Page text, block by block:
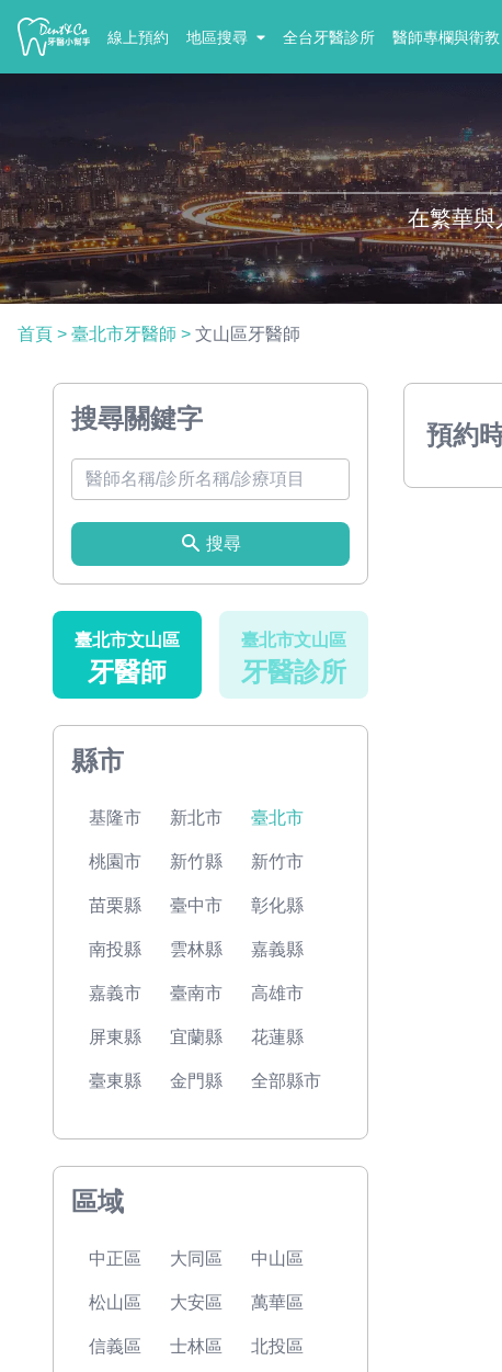
線上預約 地區搜尋 全台牙醫診所 醫師專欄與衛教
在繁華與
首頁 > 臺北市牙醫師 > 文山區牙醫師
搜尋關鍵字
搜尋
臺北市文山區
牙醫師
臺北市文山區
牙醫診所
縣市
基隆市 新北市 臺北市
桃園市 新竹縣 新竹市
苗栗縣 臺中市 彰化縣
南投縣 雲林縣 嘉義縣
嘉義市 臺南市 高雄市
屏東縣 宜蘭縣 花蓮縣
臺東縣 金門縣 全部縣市
區域
中正區 大同區 中山區
松山區 大安區 萬華區
信義區 士林區 北投區
預約